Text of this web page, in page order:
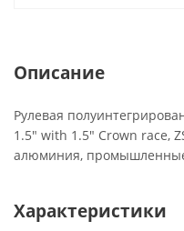
Описание
Рулевая
1.5" with 1.5" Crown race,
алюминия,
Характеристики